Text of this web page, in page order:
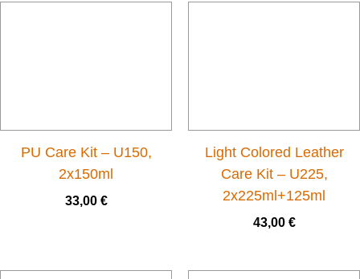
PU Care Kit – U150,
2x150ml
33,00 €
Light Colored Leather
Care Kit – U225,
2x225ml+125ml
43,00 €